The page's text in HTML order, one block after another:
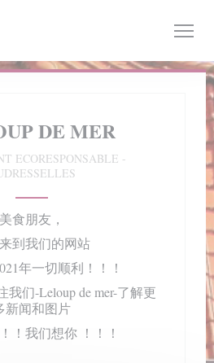
DE MER
ECORESPONSABLE -
美食朋友，
到我们的网站
年一切顺利！！！
我们-Leloup de mer-了解更
新闻和图片
！我们想你 ！！！